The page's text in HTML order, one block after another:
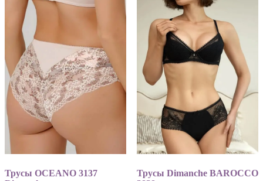
Трусы OCEANO 3137
Трусы Dimanche BAROCCO